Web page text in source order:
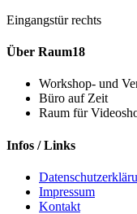
Eingangstür rechts
Über Raum18
Workshop- und
Büro auf Zeit
Raum für
Infos / Links
Impressum
Kontakt